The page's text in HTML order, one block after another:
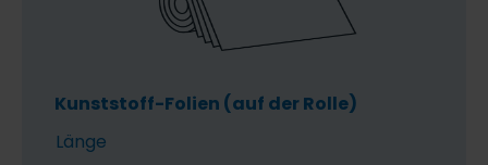
Kunststoff-Folien (auf der Rolle)
Länge